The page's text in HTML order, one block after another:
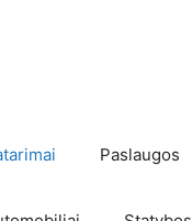
Paslaugos